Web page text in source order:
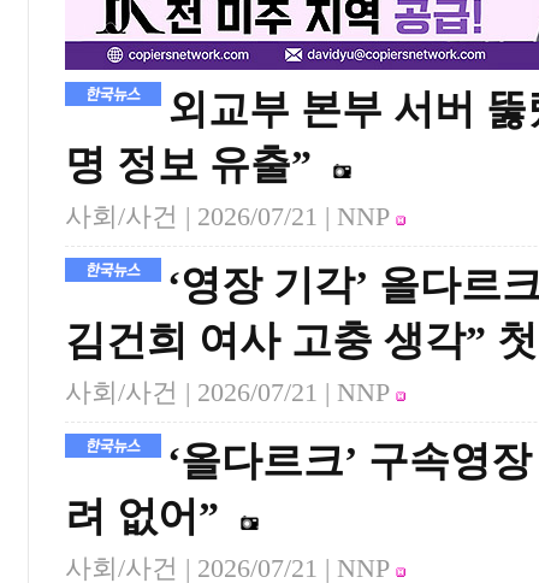
외교부 본부 서버
명 정보 유출”
사회/사건 | 2026/07/21 | NNP
‘영장 기각’ 올다르
김건희 여사 고충 생각”
사회/사건 | 2026/07/21 | NNP
‘올다르크’ 구속영
려 없어”
사회/사건 | 2026/07/21 | NNP